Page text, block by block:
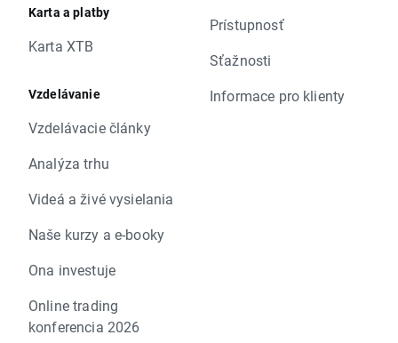
Karta a platby
Karta XTB
Vzdelávanie
Vzdelávacie články
Analýza trhu
Videá a živé vysielania
Naše kurzy a e-booky
Ona investuje
Online trading
konferencia 2026
Prístupnosť
Sťažnosti
Informace pro klienty